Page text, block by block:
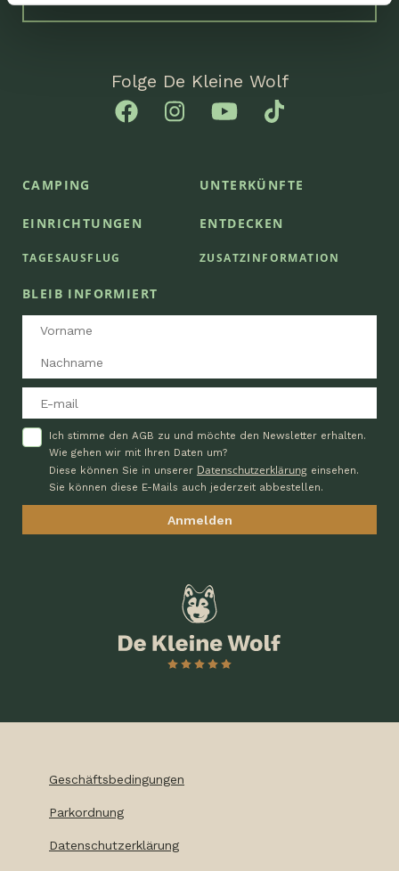
Folge De Kleine Wolf
CAMPING UNTERKÜNFTE
EINRICHTUNGEN ENTDECKEN
TAGESAUSFLUG ZUSATZINFORMATION
BLEIB INFORMIERT
Ich stimme den AGB zu und möchte den Newsletter erhalten.
Wie gehen wir mit Ihren Daten um?
Diese können Sie in unserer Datenschutzerklärung einsehen.
Sie können diese E-Mails auch jederzeit abbestellen.
Geschäftsbedingungen
Parkordnung
Datenschutzerklärung